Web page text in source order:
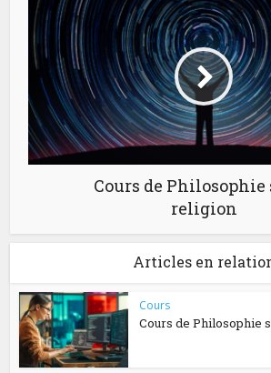
Cours de Philosophie
religion
Articles en
Cours
Cours de Philosophie